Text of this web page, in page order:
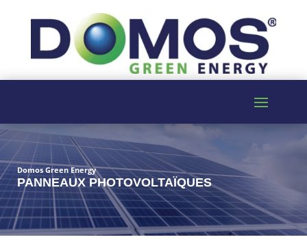
Domos Green Energy
PANNEAUX PHOTOVOLTAÏQUES